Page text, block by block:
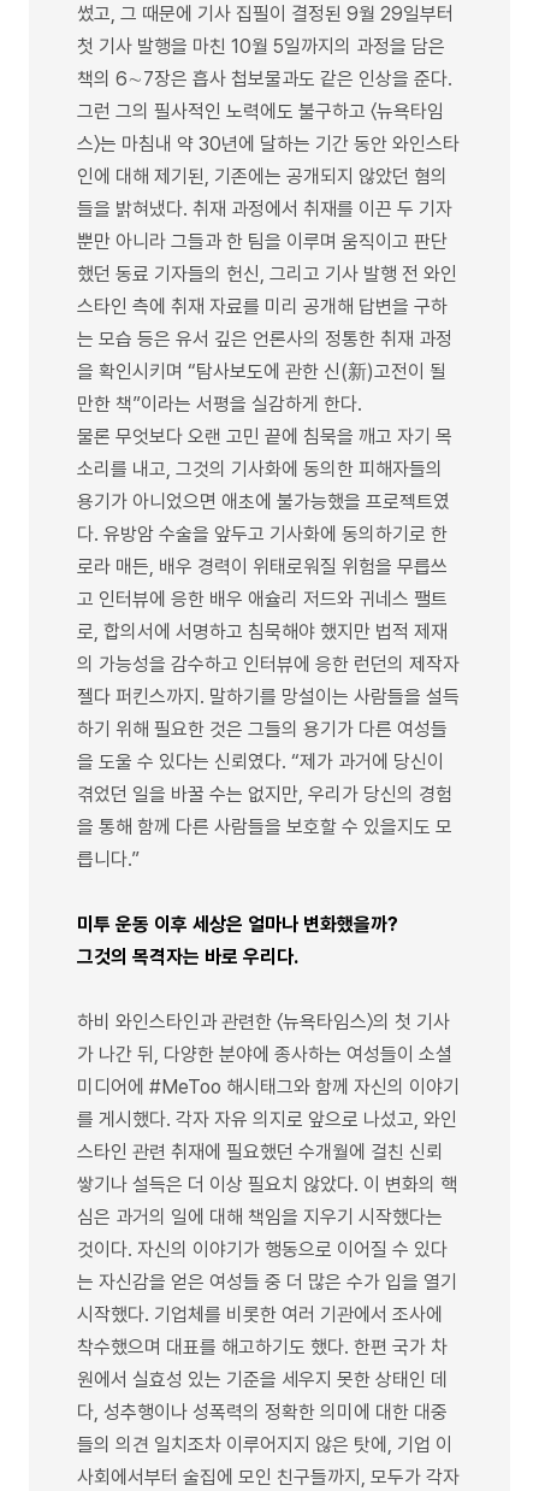
썼고, 그 때문에 기사 집필이 결정된 9월 29일부터
첫 기사 발행을 마친 10월 5일까지의 과정을 담은
책의 6∼7장은 흡사 첩보물과도 같은 인상을 준다.
그런 그의 필사적인 노력에도 불구하고 〈뉴욕타임
스〉는 마침내 약 30년에 달하는 기간 동안 와인스타
인에 대해 제기된, 기존에는 공개되지 않았던 혐의
들을 밝혀냈다. 취재 과정에서 취재를 이끈 두 기자
뿐만 아니라 그들과 한 팀을 이루며 움직이고 판단
했던 동료 기자들의 헌신, 그리고 기사 발행 전 와인
스타인 측에 취재 자료를 미리 공개해 답변을 구하
는 모습 등은 유서 깊은 언론사의 정통한 취재 과정
을 확인시키며 “탐사보도에 관한 신(新)고전이 될
만한 책”이라는 서평을 실감하게 한다.
물론 무엇보다 오랜 고민 끝에 침묵을 깨고 자기 목
소리를 내고, 그것의 기사화에 동의한 피해자들의
용기가 아니었으면 애초에 불가능했을 프로젝트였
다. 유방암 수술을 앞두고 기사화에 동의하기로 한
로라 매든, 배우 경력이 위태로워질 위험을 무릅쓰
고 인터뷰에 응한 배우 애슐리 저드와 귀네스 팰트
로, 합의서에 서명하고 침묵해야 했지만 법적 제재
의 가능성을 감수하고 인터뷰에 응한 런던의 제작자
젤다 퍼킨스까지. 말하기를 망설이는 사람들을 설득
하기 위해 필요한 것은 그들의 용기가 다른 여성들
을 도울 수 있다는 신뢰였다. “제가 과거에 당신이
겪었던 일을 바꿀 수는 없지만, 우리가 당신의 경험
을 통해 함께 다른 사람들을 보호할 수 있을지도 모
릅니다.”
미투 운동 이후 세상은 얼마나 변화했을까?
그것의 목격자는 바로 우리다.
하비 와인스타인과 관련한 〈뉴욕타임스〉의 첫 기사
가 나간 뒤, 다양한 분야에 종사하는 여성들이 소셜
미디어에 #MeToo 해시태그와 함께 자신의 이야기
를 게시했다. 각자 자유 의지로 앞으로 나섰고, 와인
스타인 관련 취재에 필요했던 수개월에 걸친 신뢰
쌓기나 설득은 더 이상 필요치 않았다. 이 변화의 핵
심은 과거의 일에 대해 책임을 지우기 시작했다는
것이다. 자신의 이야기가 행동으로 이어질 수 있다
는 자신감을 얻은 여성들 중 더 많은 수가 입을 열기
시작했다. 기업체를 비롯한 여러 기관에서 조사에
착수했으며 대표를 해고하기도 했다. 한편 국가 차
원에서 실효성 있는 기준을 세우지 못한 상태인 데
다, 성추행이나 성폭력의 정확한 의미에 대한 대중
들의 의견 일치조차 이루어지지 않은 탓에, 기업 이
사회에서부터 술집에 모인 친구들까지, 모두가 각자